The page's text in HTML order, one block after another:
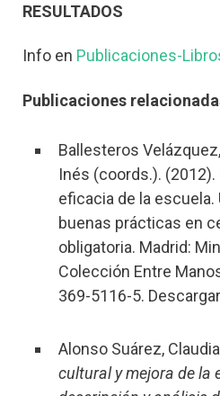
RESULTADOS
Info en Publicaciones-
Publicaciones
Ballesteros
Inés (coords.).
eficacia de la escuela.
buenas prácticas en
obligatoria. Madrid:
Colección Entre
369-5116-5. Descargar
Alonso Suárez,
cultural y mejora de la